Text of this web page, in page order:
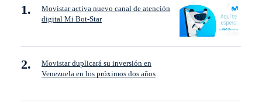
Movistar activa nuevo canal de atención
digital Mi Bot-Star
Movistar duplicará su inversión en
Venezuela en los próximos dos años